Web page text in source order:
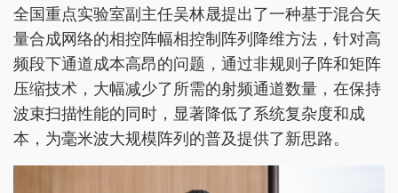
全国重点实验室副主任吴林晟提出了一种基于混合矢
量合成网络的相控阵幅相控制阵列降维方法，针对高
频段下通道成本高昂的问题，通过非规则子阵和矩阵
压缩技术，大幅减少了所需的射频通道数量，在保持
波束扫描性能的同时，显著降低了系统复杂度和成
本，为毫米波大规模阵列的普及提供了新思路。